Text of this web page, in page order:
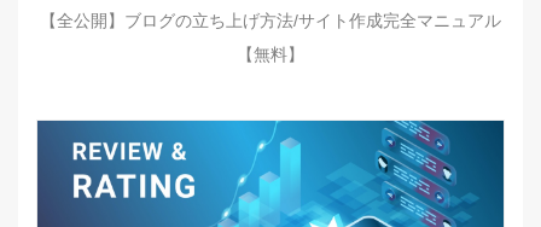
【全公開】ブログの立ち上げ方法/サイト作成完全マニュアル
【無料】